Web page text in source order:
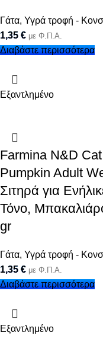
Γάτα, Υγρά τροφή -
1,35 € με Φ.Π.Α.
Διαβάστε περισσότερα
Εξαντλημένο
Farmina N&D
Pumpkin Adult
Σιτηρά για
Τόνο,
gr
Γάτα, Υγρά τροφή -
1,35 € με Φ.Π.Α.
Διαβάστε περισσότερα
Εξαντλημένο